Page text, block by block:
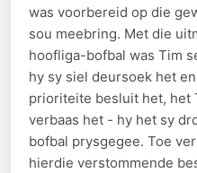
was voorbereid op die
sou meebring. Met die
hoofliga-bofbal was Tim
hy sy siel deursoek het
prioriteite besluit het, het
verbaas het - hy het sy
bofbal prysgegee. Toe
hierdie verstommende